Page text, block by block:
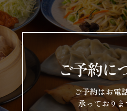
ご予約に
ご予約はお電
承っておりま